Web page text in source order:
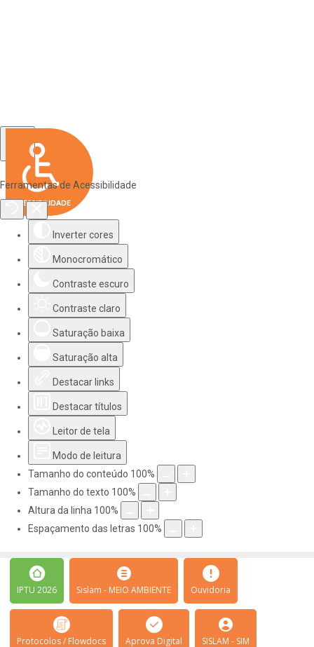
Ferramentas de Acessibilidade
Inverter cores
Monocromático
Contraste escuro
Contraste claro
Saturação baixa
Saturação alta
Destacar links
Destacar títulos
Leitor de tela
Modo de leitura
Tamanho do conteúdo 100%
Tamanho do texto 100%
Altura da linha 100%
Espaçamento das letras 100%
IPTU 2026 Sislam - MEIO AMBIENTE Ouvidoria
Protocolos / Flowdocs Aprova Digital SISLAM - SIM